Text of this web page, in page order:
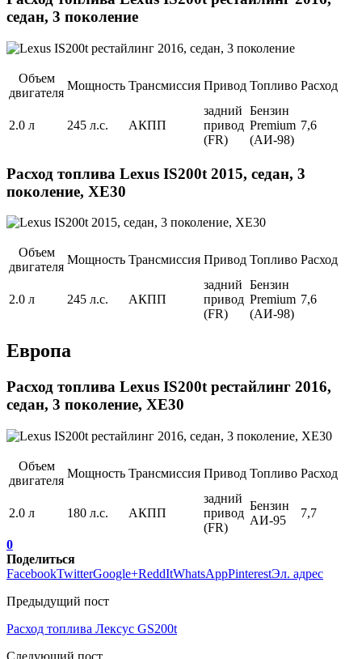
седан, 3 поколение
Объем
двигателя
Мощность Трансмиссия Привод Топливо Расход
2.0 л 245 л.с. АКПП
задний
привод
(FR)
Бензин
Premium
(АИ-98)
7,6
Расход топлива Lexus IS200t 2015, седан, 3
поколение, XE30
Объем
двигателя
Мощность Трансмиссия Привод Топливо Расход
2.0 л 245 л.с. АКПП
задний
привод
(FR)
Бензин
Premium
(АИ-98)
7,6
Европа
Расход топлива Lexus IS200t рестайлинг 2016,
седан, 3 поколение, XE30
Объем
двигателя
Мощность Трансмиссия Привод Топливо Расход
2.0 л 180 л.с. АКПП
задний
привод
(FR)
Бензин
АИ-95
7,7
0
Поделиться
FacebookTwitterGoogle+ReddItWhatsAppPinterestЭл. адрес
Предыдущий пост
Расход топлива Лексус GS200t
Следующий пост